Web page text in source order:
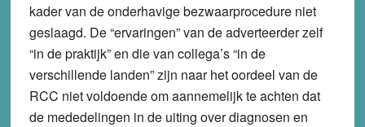
kader van de onderhavige bezwaarprocedure niet
geslaagd. De “ervaringen” van de adverteerder zelf
“in de praktijk” en die van collega’s “in de
verschillende landen” zijn naar het oordeel van de
RCC niet voldoende om aannemelijk te achten dat
de mededelingen in de uiting over diagnosen en